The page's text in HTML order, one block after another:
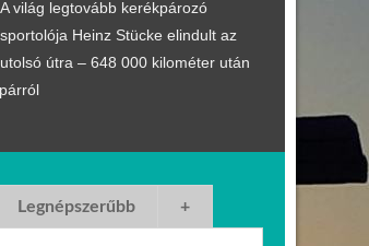
A világ legtovább kerékpározó
sportolója Heinz Stücke elindult az
utolsó útra – 648 000 kilométer után
Legnépszerűbb +